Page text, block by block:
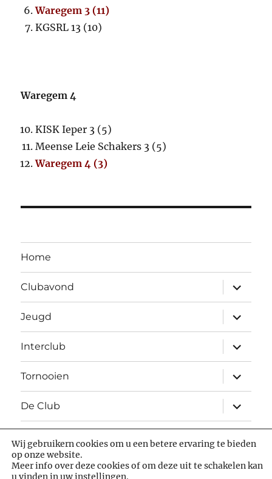
Waregem 3 (11)
KGSRL 13 (10)
Waregem 4
KISK Ieper 3 (5)
Meense Leie Schakers 3 (5)
Waregem 4 (3)
Home
Clubavond
Open
Jeugd
Open
Interclub
Open
Tornooien
Open
De Club
Open
Facebookchess.com
Wij gebruikern cookies om u een betere ervaring te bieden
op onze website.
Meer info over deze cookies of om deze uit te schakelen kan
u vinden in uwinstellingen.